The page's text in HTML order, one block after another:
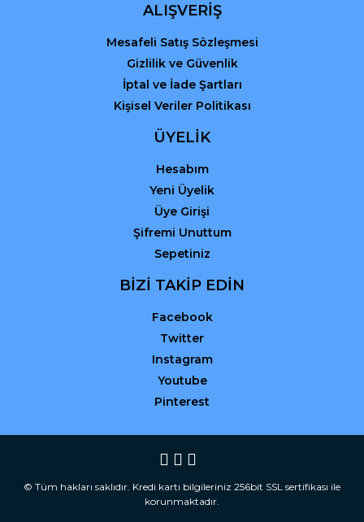
ALIŞVERİŞ
Mesafeli Satış Sözleşmesi
Gizlilik ve Güvenlik
İptal ve İade Şartları
Kişisel Veriler Politikası
ÜYELİK
Hesabım
Yeni Üyelik
Üye Girişi
Şifremi Unuttum
Sepetiniz
BİZİ TAKİP EDİN
Facebook
Twitter
Instagram
Youtube
Pinterest
© Tüm hakları saklıdır. Kredi kartı bilgileriniz 256bit SSL sertifikası ile
korunmaktadır.